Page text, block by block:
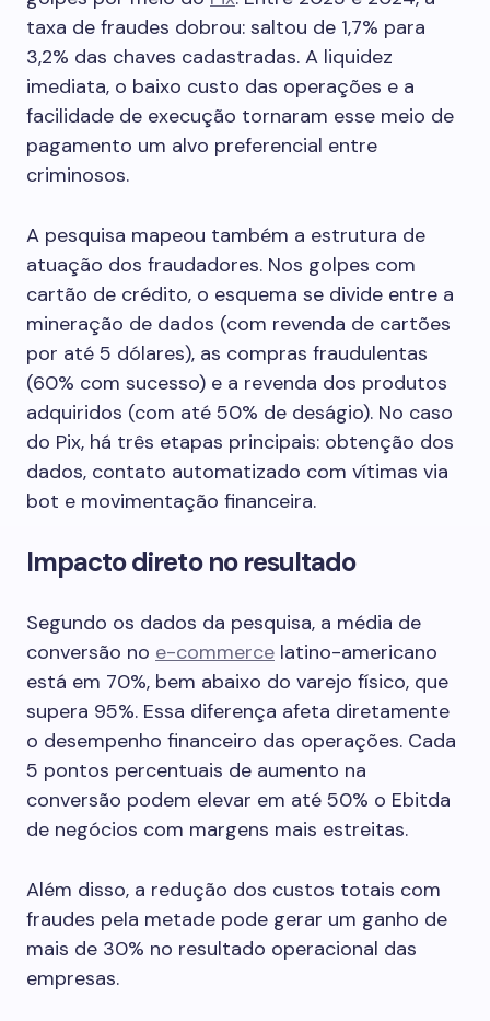
taxa de fraudes dobrou: saltou de 1,7% para
3,2% das chaves cadastradas. A liquidez
imediata, o baixo custo das operações e a
facilidade de execução tornaram esse meio de
pagamento um alvo preferencial entre
criminosos.
A pesquisa mapeou também a estrutura de
atuação dos fraudadores. Nos golpes com
cartão de crédito, o esquema se divide entre a
mineração de dados (com revenda de cartões
por até 5 dólares), as compras fraudulentas
(60% com sucesso) e a revenda dos produtos
adquiridos (com até 50% de deságio). No caso
do Pix, há três etapas principais: obtenção dos
dados, contato automatizado com vítimas via
bot e movimentação financeira.
Impacto direto no resultado
Segundo os dados da pesquisa, a média de
conversão no e-commerce latino-americano
está em 70%, bem abaixo do varejo físico, que
supera 95%. Essa diferença afeta diretamente
o desempenho financeiro das operações. Cada
5 pontos percentuais de aumento na
conversão podem elevar em até 50% o Ebitda
de negócios com margens mais estreitas.
Além disso, a redução dos custos totais com
fraudes pela metade pode gerar um ganho de
mais de 30% no resultado operacional das
empresas.